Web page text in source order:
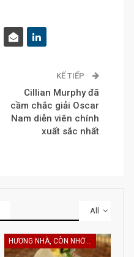
KẾ TIẾP
Cillian Murphy đã
cầm chắc giải Oscar
Nam diễn viên chính
xuất sắc nhất
All
HƯƠNG NHÀ, CÒN NHỚ KHÔNG EM